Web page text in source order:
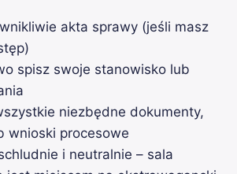
akta sprawy (jeśli masz
spisz swoje stanowisko lub
niezbędne dokumenty,
wnioski procesowe
i neutralnie – sala